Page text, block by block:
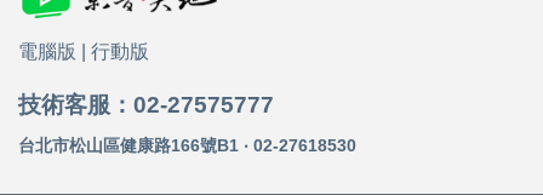
電腦版 行動版
技術客服：02-27575777
台北市松山區健康路166號B1 ‧ 02-27618530